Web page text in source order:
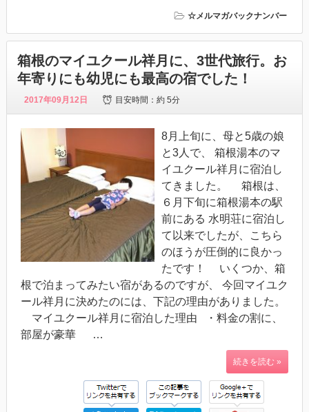
☆メルマガバックナンバー
箱根のマイユクール祥月に、3世代旅行。お
年寄りにも幼児にも最高の宿でした！
2017年09月12日 目安時間：約 5分
8月上旬に、母と5歳の娘
と3人で、 箱根湯本のマ
イユクール祥月に宿泊し
てきました。 箱根は、
６月下旬に箱根湯本の駅
前にある 水明荘に宿泊し
て以来でしたが、こちら
のほうが圧倒的に良かっ
たです！ いくつか、箱
根で泊まってみたい宿があるのですが、 今回マイユク
ール祥月に決めたのには、下記の理由がありました。
マイユクール祥月に宿泊した理由 ・料金の割に、
部屋が豪華 …
続きを読む »